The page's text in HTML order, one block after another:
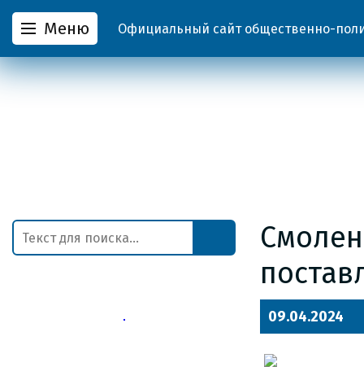
Меню Официальный сайт общественно-
09.04.2024